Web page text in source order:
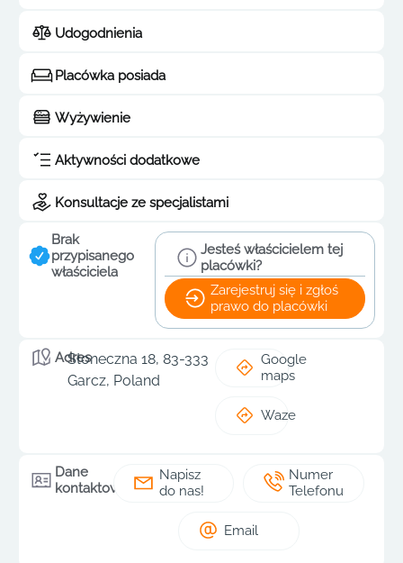
Udogodnienia
Placówka posiada
Wyżywienie
Aktywności dodatkowe
Konsultacje ze specjalistami
Brak
przypisanego
właściciela
Jesteś właścicielem tej
placówki?
Zarejestruj się i zgłoś
prawo do placówki
Adres
Słoneczna 18, 83-333
Garcz, Poland
Google
maps
Waze
Dane
kontaktowe
Napisz
do nas!
Numer
Telefonu
Email